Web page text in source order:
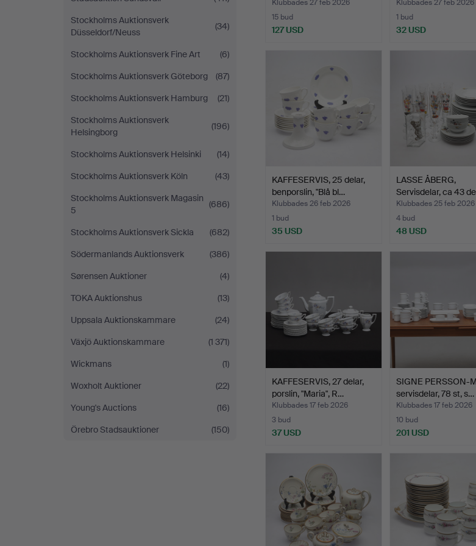
Stockholms Auktionsverk
Düsseldorf/Neuss
(34)
Stockholms Auktionsverk Fine Art
(6)
Stockholms Auktionsverk Göteborg
(87)
Stockholms Auktionsverk Hamburg
(21)
Stockholms Auktionsverk
Helsingborg
(196)
Stockholms Auktionsverk Helsinki
(14)
Stockholms Auktionsverk Köln
(43)
Stockholms Auktionsverk Magasin
5
(686)
Stockholms Auktionsverk Sickla
(682)
Södermanlands Auktionsverk
(386)
Sørensen Auktioner
(4)
TOKA Auktionshus
(13)
Uppsala Auktionskammare
(24)
Växjö Auktionskammare
(1 371)
Wickmans
(1)
Woxholt Auktioner
(22)
Young's Auctions
(16)
Örebro Stadsauktioner
(150)
Klubbades 27 feb 2026
15 bud
127 USD
Klubbades 27 feb 2026
1 bud
32 USD
KAFFESERVIS, 25 delar,
benporslin, "Blå bl…
Klubbades 26 feb 2026
1 bud
35 USD
LASSE ÅBERG,
Servisdelar, ca 43
Gla…
Klubbades 25 feb 2026
4 bud
48 USD
KAFFESERVIS, 27 delar,
porslin, "Maria", R…
Klubbades 17 feb 2026
3 bud
37 USD
SIGNE PERSSON-
servisdelar, 78 st, s…
Klubbades 17 feb 2026
10 bud
201 USD